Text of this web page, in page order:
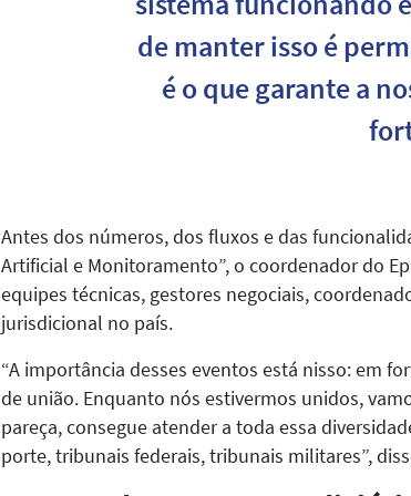
de manter isso é
é o que garante a
Antes dos números, dos fluxos e das
Artificial e Monitoramento”, o coordenador do
equipes técnicas, gestores negociais,
jurisdicional no país.
“A importância desses eventos está nisso: em
de união. Enquanto nós estivermos unidos,
pareça, consegue atender a toda essa
porte, tribunais federais, tribunais militares”,